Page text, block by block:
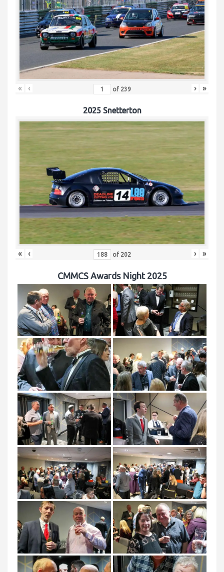
« ‹ of 239 › »
2025 Snetterton
« ‹ of 202 › »
CMMCS Awards Night 2025